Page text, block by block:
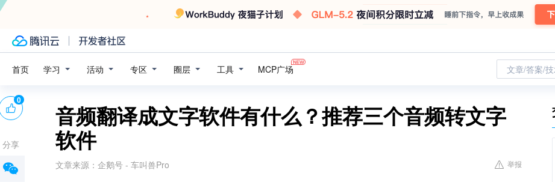
首页 学习 活动 专区 圈层 工具 MCP广场 文章/答案/
音频翻译成文字软件有什么？推荐三个音频转文字
软件
文章来源： 企鹅号 - 车叫兽Pro 举报
0
分享